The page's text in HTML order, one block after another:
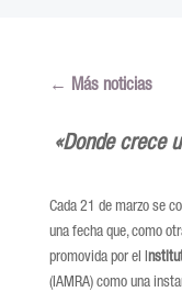
← Más noticias
«Donde crece
Cada 21 de marzo se
una fecha que, como
promovida por el I
(IAMRA) como una